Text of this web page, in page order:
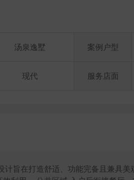
汤泉逸墅
现代
案例户型
服务店面
计旨在打造舒适、功能完备且兼具